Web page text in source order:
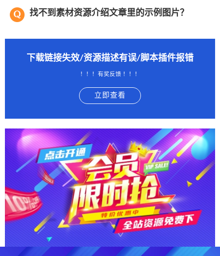
找不到素材资源介绍文章里的示例图片？
下载链接失效/资源描述有误/脚本插件报错
！！！有奖反馈 ！！！
立即查看